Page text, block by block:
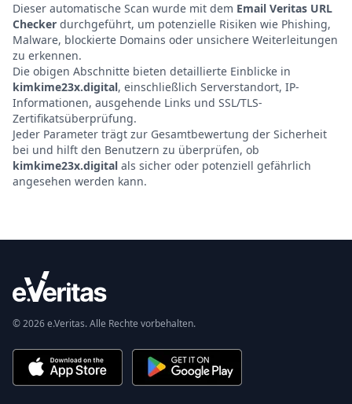
Dieser automatische Scan wurde mit dem Email Veritas URL
Checker durchgeführt, um potenzielle Risiken wie Phishing,
Malware, blockierte Domains oder unsichere Weiterleitungen
zu erkennen.
Die obigen Abschnitte bieten detaillierte Einblicke in
kimkime23x.digital, einschließlich Serverstandort, IP-
Informationen, ausgehende Links und SSL/TLS-
Zertifikatsüberprüfung.
Jeder Parameter trägt zur Gesamtbewertung der Sicherheit
bei und hilft den Benutzern zu überprüfen, ob
kimkime23x.digital als sicher oder potenziell gefährlich
angesehen werden kann.
© 2026 e.Veritas. Alle Rechte vorbehalten.